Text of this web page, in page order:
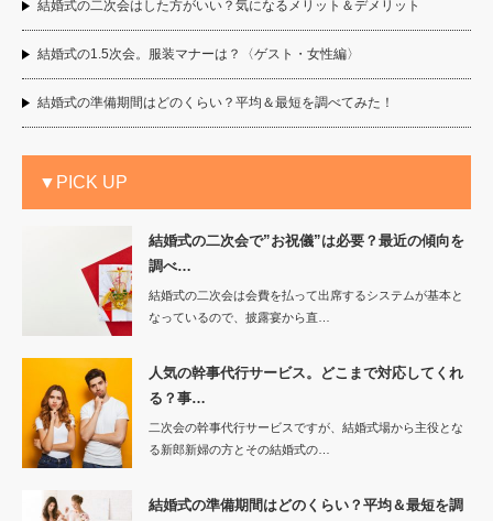
結婚式の二次会はした方がいい？気になるメリット＆デメリット
結婚式の1.5次会。服装マナーは？〈ゲスト・女性編〉
結婚式の準備期間はどのくらい？平均＆最短を調べてみた！
▼PICK UP
結婚式の二次会で”お祝儀”は必要？最近の傾向を
調べ…
結婚式の二次会は会費を払って出席するシステムが基本と
なっているので、披露宴から直…
人気の幹事代行サービス。どこまで対応してくれ
る？事…
二次会の幹事代行サービスですが、結婚式場から主役とな
る新郎新婦の方とその結婚式の…
結婚式の準備期間はどのくらい？平均＆最短を調